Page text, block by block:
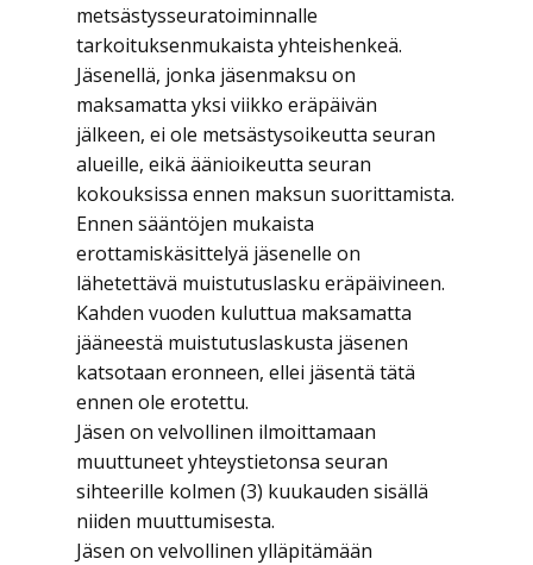
metsästysseuratoiminnalle
tarkoituksenmukaista yhteishenkeä.
Jäsenellä, jonka jäsenmaksu on
maksamatta yksi viikko eräpäivän
jälkeen, ei ole metsästysoikeutta seuran
alueille, eikä äänioikeutta seuran
kokouksissa ennen maksun suorittamista.
Ennen sääntöjen mukaista
erottamiskäsittelyä jäsenelle on
lähetettävä muistutuslasku eräpäivineen.
Kahden vuoden kuluttua maksamatta
jääneestä muistutuslaskusta jäsenen
katsotaan eronneen, ellei jäsentä tätä
ennen ole erotettu.
Jäsen on velvollinen ilmoittamaan
muuttuneet yhteystietonsa seuran
sihteerille kolmen (3) kuukauden sisällä
niiden muuttumisesta.
Jäsen on velvollinen ylläpitämään